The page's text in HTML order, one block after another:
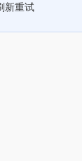
新重试